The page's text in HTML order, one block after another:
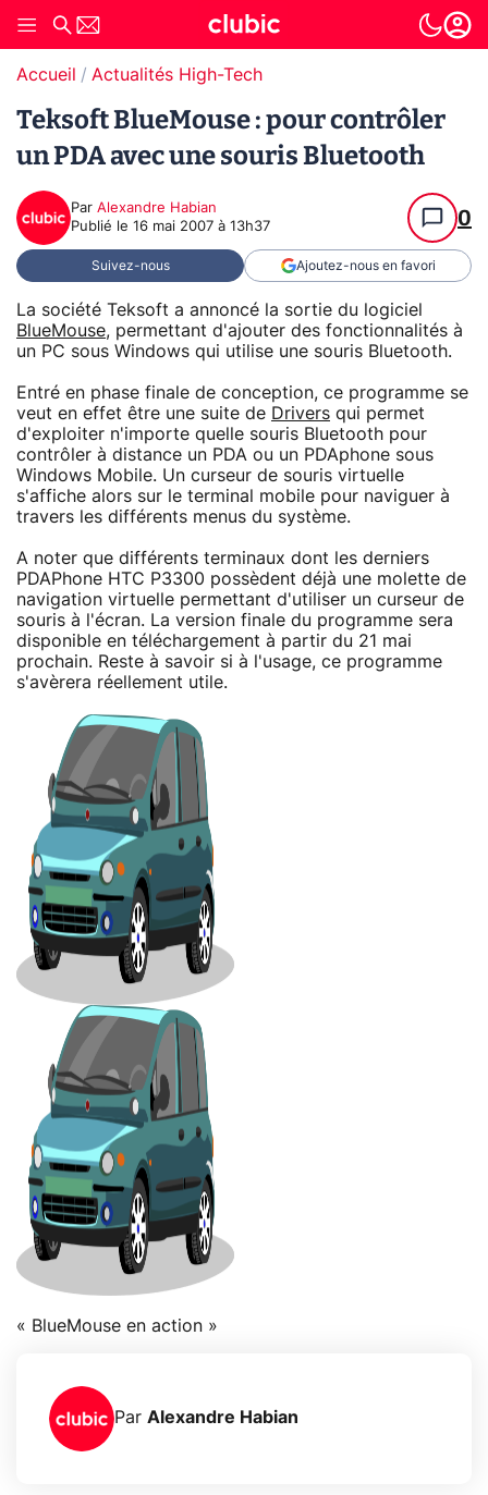
Accueil Actualités High-Tech
Teksoft BlueMouse : pour contrôler
un PDA avec une souris Bluetooth
Par Alexandre Habian
Publié le 16 mai 2007 à 13h37 0
Suivez-nous Ajoutez-nous en favori
La société Teksoft a annoncé la sortie du logiciel
BlueMouse, permettant d'ajouter des fonctionnalités à
un PC sous Windows qui utilise une souris Bluetooth.
Entré en phase finale de conception, ce programme se
veut en effet être une suite de Drivers qui permet
d'exploiter n'importe quelle souris Bluetooth pour
contrôler à distance un PDA ou un PDAphone sous
Windows Mobile. Un curseur de souris virtuelle
s'affiche alors sur le terminal mobile pour naviguer à
travers les différents menus du système.
A noter que différents terminaux dont les derniers
PDAPhone HTC P3300 possèdent déjà une molette de
navigation virtuelle permettant d'utiliser un curseur de
souris à l'écran. La version finale du programme sera
disponible en téléchargement à partir du 21 mai
prochain. Reste à savoir si à l'usage, ce programme
s'avèrera réellement utile.
« BlueMouse en action »
Par Alexandre Habian